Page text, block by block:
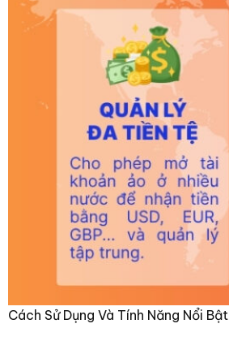
Cách Sử Dụng Và Tính Năng Nổi Bật